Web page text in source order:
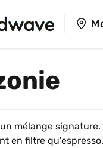
mélange
en filtre qu'espresso.